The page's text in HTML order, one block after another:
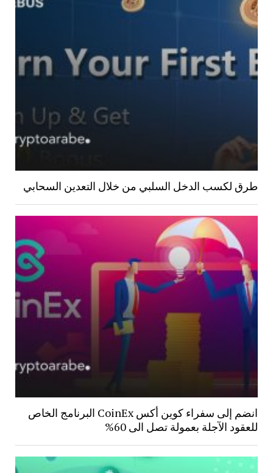
طرق لكسب الدخل السلبي من خلال التعدين السحابي
انضم إلى سفراء كوين أكس CoinEx البرنامج الخاص
للعقود الآجلة بعمولة تصل الى 60%